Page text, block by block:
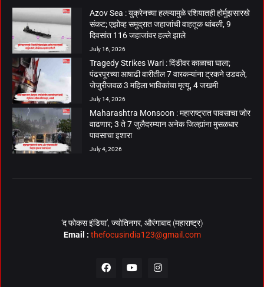
Azov Sea : युक्रेनच्या हल्ल्यामुळे रशियातही होर्मुझसारखे
संकट; एझोव्ह समुद्रात जहाजांची वाहतूक थांबली, 9
दिवसांत 116 जहाजांवर हल्ले झाले
July 16, 2026
Tragedy Strikes Wari : दिंडीवर काळाचा घाला;
पंढरपूरच्या आषाढी वारीतील 7 वारकऱ्यांना ट्रकने उडवले,
जेजुरीजवळ 3 महिला भाविकांचा मृत्यू, 4 जखमी
July 14, 2026
Maharashtra Monsoon : महाराष्ट्रात पावसाचा जोर
वाढणार; 3 ते 7 जुलैदरम्यान अनेक जिल्ह्यांना मुसळधार
पावसाचा इशारा
July 4, 2026
‘द फोकस इंडिया’, ज्योतिनगर, औरंगाबाद (महाराष्ट्र)
Email : thefocusindia123@gmail.com